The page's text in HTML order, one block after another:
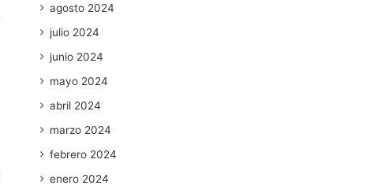
agosto 2024
julio 2024
junio 2024
mayo 2024
abril 2024
marzo 2024
febrero 2024
enero 2024